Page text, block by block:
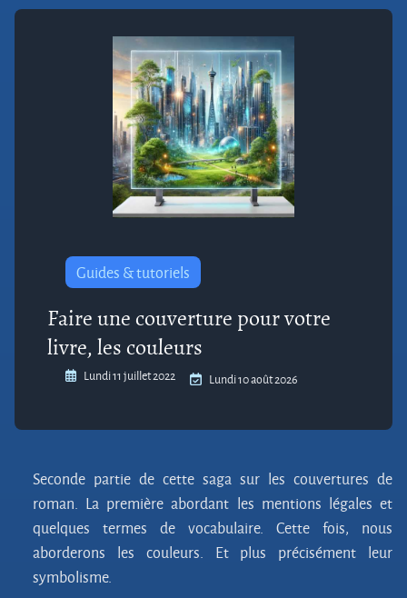
Guides & tutoriels
Faire une couverture pour votre
livre, les couleurs
Lundi 11 juillet 2022 Lundi 10 août 2026
Seconde partie de cette saga sur les couvertures de
roman. La première abordant les mentions légales et
quelques termes de vocabulaire. Cette fois, nous
aborderons les couleurs. Et plus précisément leur
symbolisme.